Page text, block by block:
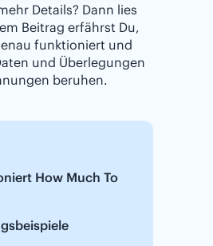
Details? Dann lies
Beitrag erfährst Du,
funktioniert und
und Überlegungen
beruhen.
How Much To